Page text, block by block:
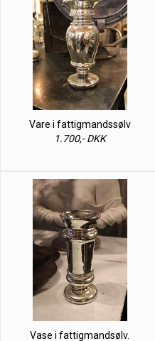
Vare i fattigmandssølv
1.700,- DKK
Vase i fattigmandsølv.